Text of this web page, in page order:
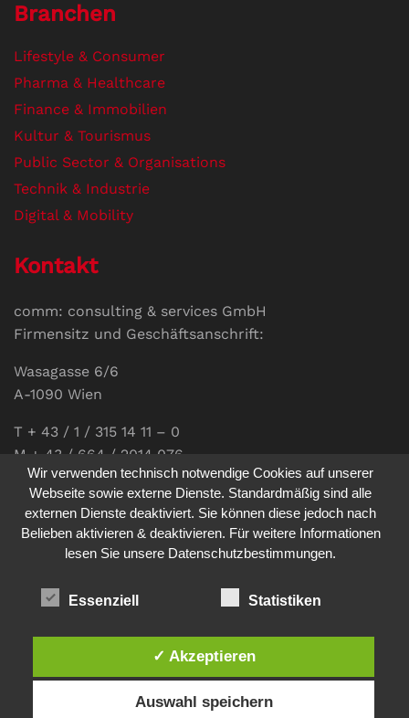
Branchen
Lifestyle & Consumer
Pharma & Healthcare
Finance & Immobilien
Kultur & Tourismus
Public Sector & Organisations
Technik & Industrie
Digital & Mobility
Kontakt
comm: consulting & services GmbH
Firmensitz und Geschäftsanschrift:
Wasagasse 6/6
A-1090 Wien
T + 43 / 1 / 315 14 11 – 0
M + 43 / 664 / 2014 076
E-Mail:office@communications.co.at
Homepage:www.communications.co.at
UID: ATU 811 196 56
Sabine Pöhacker MSc.
Datenschutz
Wir verwenden technisch notwendige Cookies auf unserer
Webseite sowie externe Dienste. Standardmäßig sind alle
externen Dienste deaktiviert. Sie können diese jedoch nach
Belieben aktivieren & deaktivieren. Für weitere Informationen
lesen Sie unsere Datenschutzbestimmungen.
Essenziell Statistiken
✓ Akzeptieren
Auswahl speichern